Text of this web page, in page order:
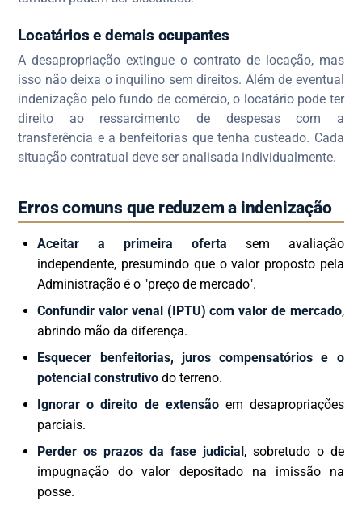
Locatários e demais ocupantes
A desapropriação extingue o contrato de locação, mas
isso não deixa o inquilino sem direitos. Além de eventual
indenização pelo fundo de comércio, o locatário pode ter
direito ao ressarcimento de despesas com a
transferência e a benfeitorias que tenha custeado. Cada
situação contratual deve ser analisada individualmente.
Erros comuns que reduzem a indenização
Aceitar a primeira oferta sem avaliação
independente, presumindo que o valor proposto pela
Administração é o "preço de mercado".
Confundir valor venal (IPTU) com valor de mercado,
abrindo mão da diferença.
Esquecer benfeitorias, juros compensatórios e o
potencial construtivo do terreno.
Ignorar o direito de extensãoem desapropriações
parciais.
Perder os prazos da fase judicial, sobretudo o de
impugnação do valor depositado na imissão na
posse.